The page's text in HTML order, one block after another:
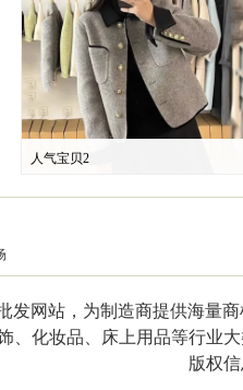
人气宝贝2
发网站，为制造商提供海量
、化妆品、床上用品等行业
版权信